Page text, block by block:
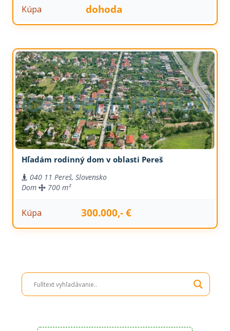
Kúpa dohoda
Hľadám rodinný dom v oblasti Pereš
040 11 Pereš, Slovensko
Dom
700 m²
Kúpa 300.000,- €